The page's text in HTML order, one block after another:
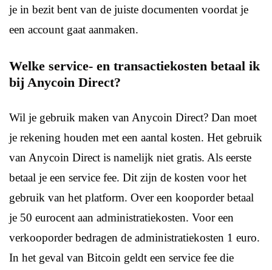
je in bezit bent van de juiste documenten voordat je
een account gaat aanmaken.
Welke service- en transactiekosten betaal ik
bij Anycoin Direct?
Wil je gebruik maken van Anycoin Direct? Dan moet
je rekening houden met een aantal kosten. Het gebruik
van Anycoin Direct is namelijk niet gratis. Als eerste
betaal je een service fee. Dit zijn de kosten voor het
gebruik van het platform. Over een kooporder betaal
je 50 eurocent aan administratiekosten. Voor een
verkooporder bedragen de administratiekosten 1 euro.
In het geval van Bitcoin geldt een service fee die